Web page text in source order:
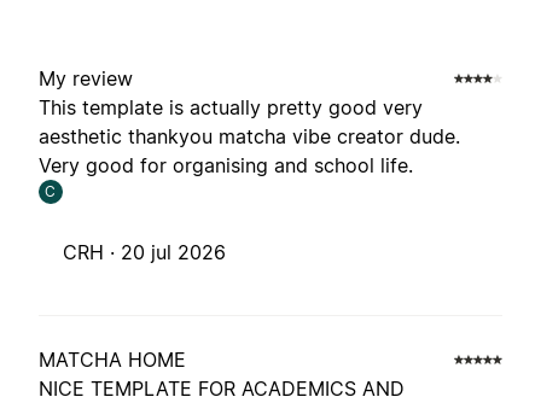
My review
This template is actually pretty good very
aesthetic thankyou matcha vibe creator dude.
Very good for organising and school life.
C
CRH · 20 jul 2026
MATCHA HOME
NICE TEMPLATE FOR ACADEMICS AND